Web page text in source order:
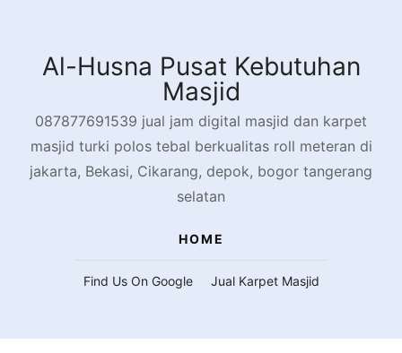
contentAl-Husna Pusat Kebutuhan
Masjid
087877691539 jual jam digital masjid dan karpet
masjid turki polos tebal berkualitas roll meteran di
jakarta, Bekasi, Cikarang, depok, bogor tangerang
selatan
HOME
Find Us On Google Jual Karpet Masjid